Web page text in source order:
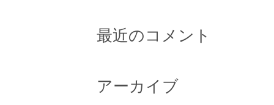
最近のコメント
アーカイブ